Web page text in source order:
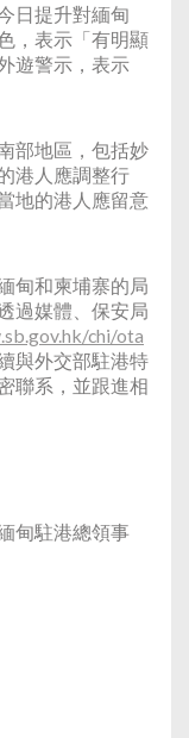
日提升對緬甸
，表示「有明顯
遊警示，表示
部地區，包括妙
港人應調整行
地的港人應留意
甸和柬埔寨的局
過媒體、保安局
chi/ota
與外交部駐港特
聯系，並跟進相
甸駐港總領事